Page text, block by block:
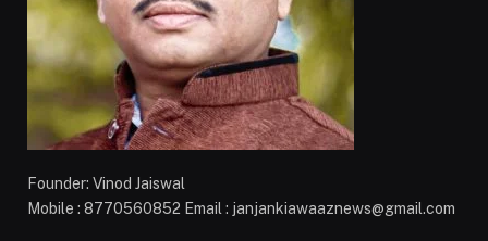
Founder: Vinod Jaiswal
Mobile : 8770560852 Email : janjankiawaaznews@gmail.com